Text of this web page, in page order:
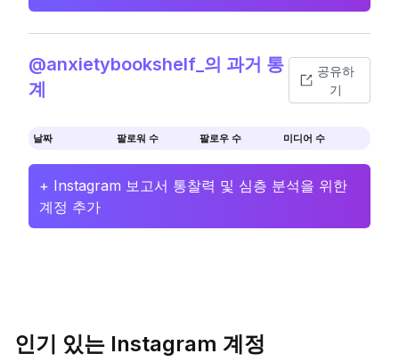
@anxietybookshelf_의 과거 통
계
공유하
기
날짜 팔로워 수 팔로우 수 미디어 수
+ Instagram 보고서 통찰력 및 심층 분석을 위한
계정 추가
인기 있는 Instagram 계정